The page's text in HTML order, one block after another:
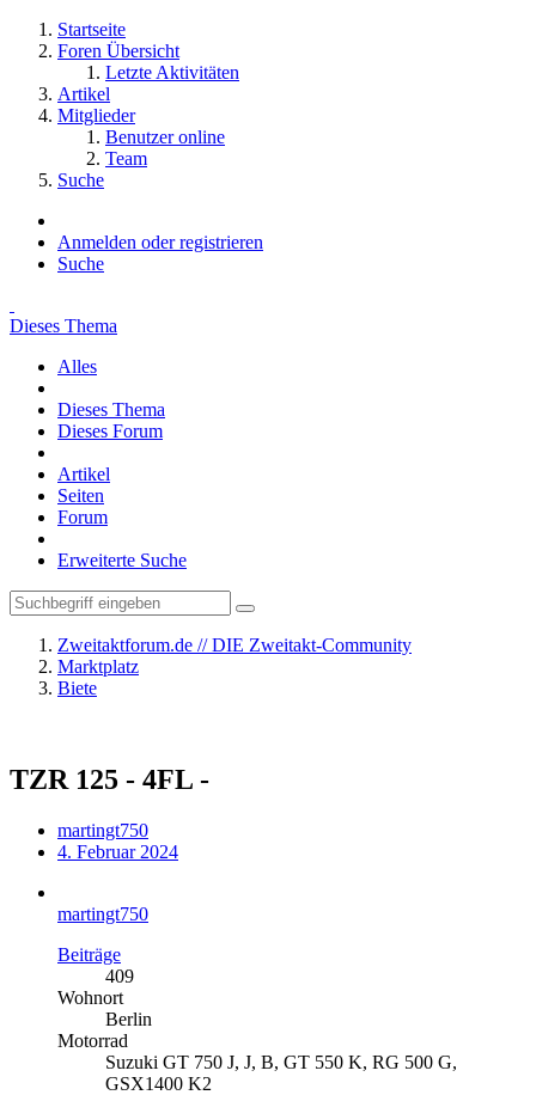
Startseite
Foren Übersicht
Letzte Aktivitäten
Artikel
Mitglieder
Benutzer online
Team
Suche
Anmelden oder registrieren
Suche
Dieses Thema
Alles
Dieses Thema
Dieses Forum
Artikel
Seiten
Forum
Erweiterte Suche
Zweitaktforum.de // DIE Zweitakt-Community
Marktplatz
Biete
TZR 125 - 4FL -
martingt750
4. Februar 2024
martingt750
Beiträge
409
Wohnort
Berlin
Motorrad
Suzuki GT 750 J, J, B, GT 550 K, RG 500 G,
GSX1400 K2